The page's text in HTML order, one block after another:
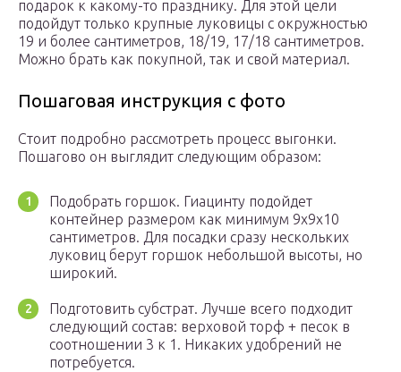
подарок к какому-то празднику. Для этой цели
подойдут только крупные луковицы с окружностью
19 и более сантиметров, 18/19, 17/18 сантиметров.
Можно брать как покупной, так и свой материал.
Пошаговая инструкция с фото
Стоит подробно рассмотреть процесс выгонки.
Пошагово он выглядит следующим образом:
Подобрать горшок. Гиацинту подойдет
контейнер размером как минимум 9х9х10
сантиметров. Для посадки сразу нескольких
луковиц берут горшок небольшой высоты, но
широкий.
Подготовить субстрат. Лучше всего подходит
следующий состав: верховой торф + песок в
соотношении 3 к 1. Никаких удобрений не
потребуется.